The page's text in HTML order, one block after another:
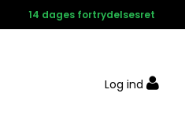
14 dages fortrydelsesret
Log ind